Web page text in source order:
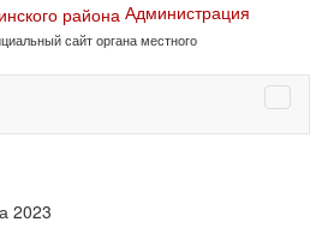
Администрация
сайт органа местного
2023